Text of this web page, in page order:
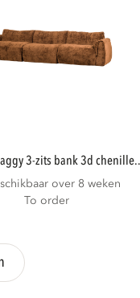
baggy 3-zits bank 3d
over 8 weken
To order